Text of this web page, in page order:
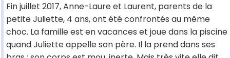
Fin juillet 2017, Anne-Laure et Laurent, parents de la
petite Juliette, 4 ans, ont été confrontés au même
choc. La famille est en vacances et joue dans la piscine
quand Juliette appelle son père. Il la prend dans ses